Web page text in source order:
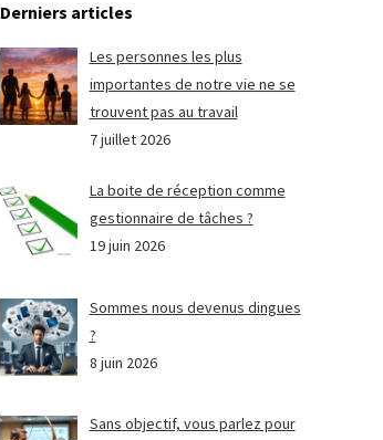
Derniers articles
Les personnes les plus
importantes de notre vie ne se
trouvent pas au travail
7 juillet 2026
La boite de réception comme
gestionnaire de tâches ?
19 juin 2026
Sommes nous devenus dingues
?
8 juin 2026
Sans objectif, vous parlez pour